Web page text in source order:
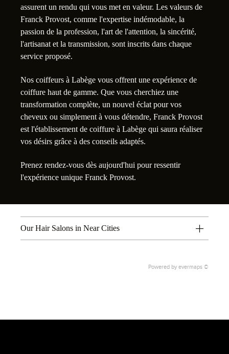
assurent un rendu qui vous met en valeur. Les valeurs de
Franck Provost, comme l'expertise indémodable, la
passion de la profession, l'art de l'attention, la sincérité,
l'artisanat et la transmission, sont inscrits dans chaque
service proposé.
Nos coiffeurs à Labège vous offrent une expérience de
coiffure haut de gamme. Que vous cherchiez une
transformation complète, un nouvel éclat pour vos
cheveux ou simplement à vous détendre, Franck Provost
est l'établissement de coiffure à Labège qui saura réaliser
vos désirs grâce à des conseils adaptés.
Prenez rendez-vous dès aujourd'hui pour ressentir
l'expérience unique Franck Provost.
Our Hair Salons in Near Cities
Powered by evermaps ©